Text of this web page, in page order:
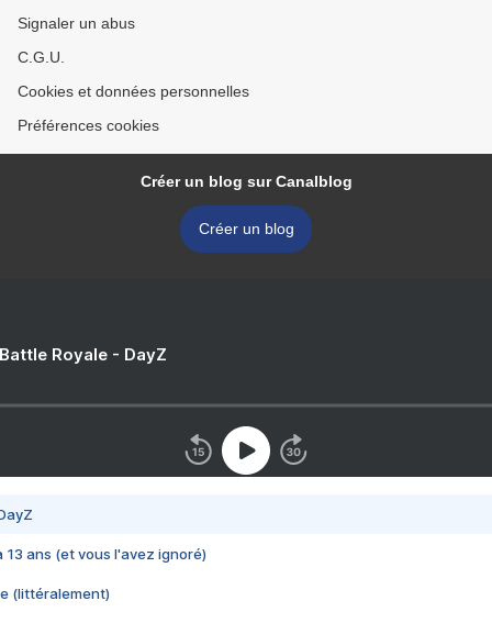
Signaler un abus
C.G.U.
Cookies et données personnelles
Préférences cookies
Créer un blog sur Canalblog
Créer un blog
Royale - DayZ
13 ans (et vous l'avez ignoré)
(littéralement)